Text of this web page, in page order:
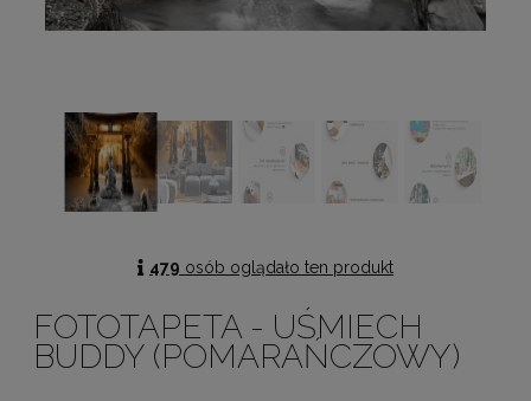
479 osób oglądało ten produkt
FOTOTAPETA - UŚMIECH
BUDDY (POMARAŃCZOWY)